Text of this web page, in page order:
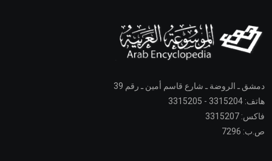
دمشق ـ الروضة ـ شارع قاسم أمين ـ رقم 39
هاتف: 3315204 - 3315205
فاكس: 3315207
ص.ب: 7296